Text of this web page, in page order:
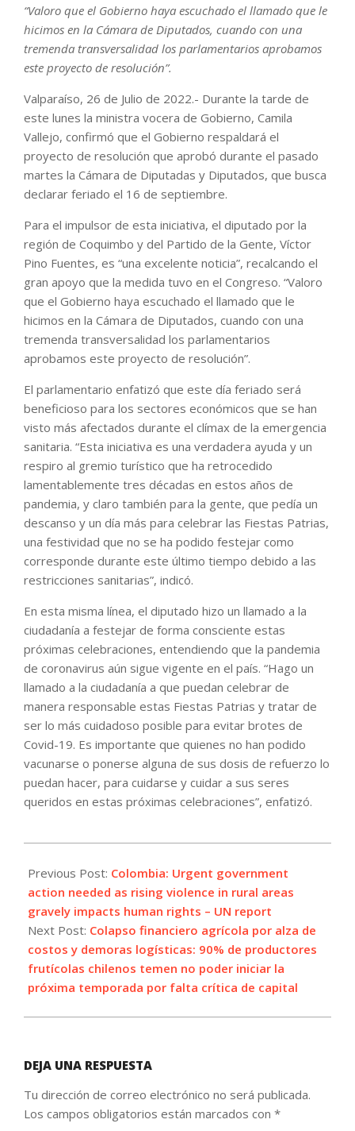
“Valoro que el Gobierno haya escuchado el llamado que le
hicimos en la Cámara de Diputados, cuando con una
tremenda transversalidad los parlamentarios aprobamos
este proyecto de resolución”.
Valparaíso, 26 de Julio de 2022.- Durante la tarde de
este lunes la ministra vocera de Gobierno, Camila
Vallejo, confirmó que el Gobierno respaldará el
proyecto de resolución que aprobó durante el pasado
martes la Cámara de Diputadas y Diputados, que busca
declarar feriado el 16 de septiembre.
Para el impulsor de esta iniciativa, el diputado por la
región de Coquimbo y del Partido de la Gente, Víctor
Pino Fuentes, es “una excelente noticia”, recalcando el
gran apoyo que la medida tuvo en el Congreso. “Valoro
que el Gobierno haya escuchado el llamado que le
hicimos en la Cámara de Diputados, cuando con una
tremenda transversalidad los parlamentarios
aprobamos este proyecto de resolución”.
El parlamentario enfatizó que este día feriado será
beneficioso para los sectores económicos que se han
visto más afectados durante el clímax de la emergencia
sanitaria. “Esta iniciativa es una verdadera ayuda y un
respiro al gremio turístico que ha retrocedido
lamentablemente tres décadas en estos años de
pandemia, y claro también para la gente, que pedía un
descanso y un día más para celebrar las Fiestas Patrias,
una festividad que no se ha podido festejar como
corresponde durante este último tiempo debido a las
restricciones sanitarias”, indicó.
En esta misma línea, el diputado hizo un llamado a la
ciudadanía a festejar de forma consciente estas
próximas celebraciones, entendiendo que la pandemia
de coronavirus aún sigue vigente en el país. “Hago un
llamado a la ciudadanía a que puedan celebrar de
manera responsable estas Fiestas Patrias y tratar de
ser lo más cuidadoso posible para evitar brotes de
Covid-19. Es importante que quienes no han podido
vacunarse o ponerse alguna de sus dosis de refuerzo lo
puedan hacer, para cuidarse y cuidar a sus seres
queridos en estas próximas celebraciones”, enfatizó.
07-
26
Previous Post: Colombia: Urgent government
action needed as rising violence in rural areas
gravely impacts human rights – UN report
Next Post: Colapso financiero agrícola por alza de
costos y demoras logísticas: 90% de productores
frutícolas chilenos temen no poder iniciar la
próxima temporada por falta crítica de capital
DEJA UNA RESPUESTA
Tu dirección de correo electrónico no será publicada.
Los campos obligatorios están marcados con *